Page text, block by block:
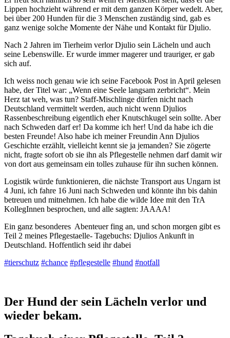
Lippen hochzieht während er mit dem ganzen Körper wedelt. Aber,
bei über 200 Hunden für die 3 Menschen zuständig sind, gab es
ganz wenige solche Momente der Nähe und Kontakt für Djulio.
Nach 2 Jahren im Tierheim verlor Djulio sein Lächeln und auch
seine Lebenswille. Er wurde immer magerer und trauriger, er gab
sich auf.
Ich weiss noch genau wie ich seine Facebook Post in April gelesen
habe, der Titel war: „Wenn eine Seele langsam zerbricht“. Mein
Herz tat weh, was tun? Staff-Mischlinge dürfen nicht nach
Deutschland vermittelt werden, auch nicht wenn Djulios
Rassenbeschreibung eigentlich eher Knutschkugel sein sollte. Aber
nach Schweden darf er! Da komme ich her! Und da habe ich die
besten Freunde! Also habe ich meiner Freundin Ann Djulios
Geschichte erzählt, vielleicht kennt sie ja jemanden? Sie zögerte
nicht, fragte sofort ob sie ihn als Pflegestelle nehmen darf damit wir
von dort aus gemeinsam ein tolles zuhause für ihn suchen können.
Logistik würde funktionieren, die nächste Transport aus Ungarn ist
4 Juni, ich fahre 16 Juni nach Schweden und könnte ihn bis dahin
betreuen und mitnehmen. Ich habe die wilde Idee mit den TrA
KollegInnen besprochen, und alle sagten: JAAAA!
Ein ganz besonderes Abenteuer fing an, und schon morgen gibt es
Teil 2 meines Pflegestaelle- Tagebuchs: Djulios Ankunft in
Deutschland. Hoffentlich seid ihr dabei
#tierschutz #chance #pflegestelle #hund #notfall
Der Hund der sein Lächeln verlor und
wieder bekam.